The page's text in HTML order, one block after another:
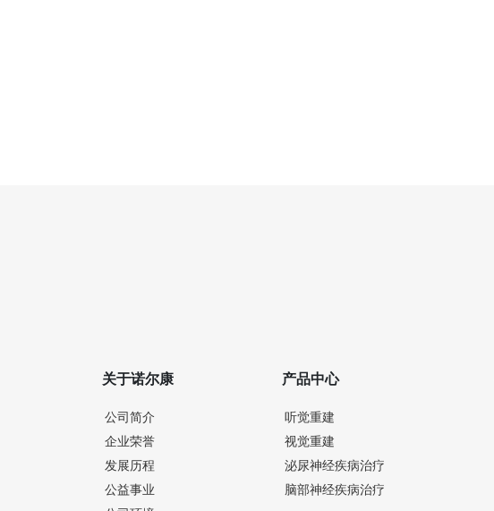
关于诺尔康
公司简介
企业荣誉
发展历程
公益事业
产品中心
听觉重建
视觉重建
泌尿神经疾病治疗
脑部神经疾病治疗